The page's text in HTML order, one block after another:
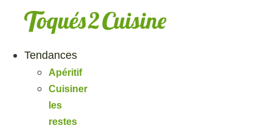
Tendances
Apéritif
Cuisiner
les
restes